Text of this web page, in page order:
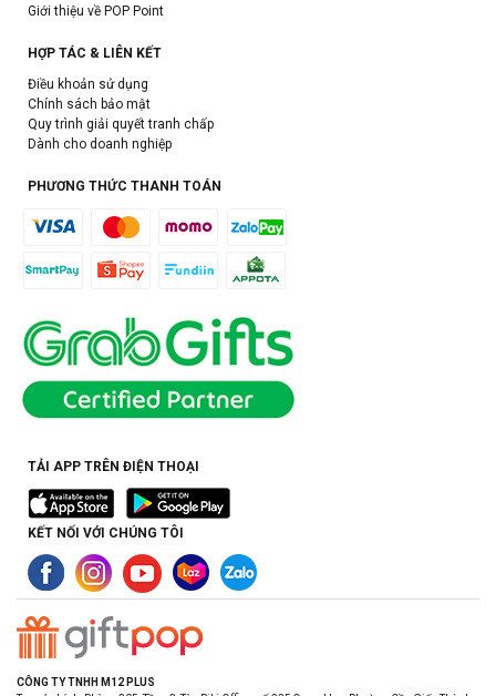
Giới thiệu về POP Point
HỢP TÁC & LIÊN KẾT
Điều khoản sử dụng
Chính sách bảo mật
Quy trình giải quyết tranh chấp
Dành cho doanh nghiệp
PHƯƠNG THỨC THANH TOÁN
TẢI APP TRÊN ĐIỆN THOẠI
KẾT NỐI VỚI CHÚNG TÔI
CÔNG TY TNHH M12 PLUS